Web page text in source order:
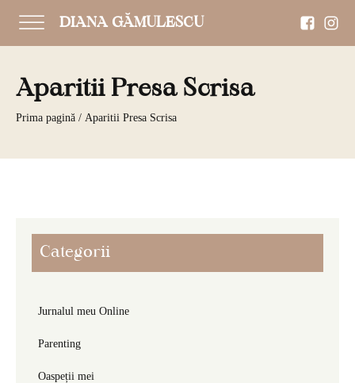
DIANA GĂMULESCU
Aparitii Presa Scrisa
Prima pagină / Aparitii Presa Scrisa
Categorii
Jurnalul meu Online
Parenting
Oaspeții mei